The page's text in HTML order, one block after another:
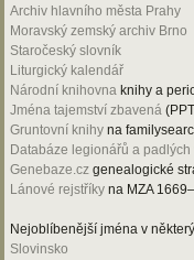
Archiv hlavního města Prahy
Moravský zemský archiv Brno
Staročeský slovník
Liturgický kalendář
Národní knihovna knihy a
Jména tajemství zbavená
Gruntovní knihy na
Databáze legionářů a padlých
Genebaze.cz genealogické
Lánové rejstříky na MZA
Nejoblíbenější jména v
Slovinsko